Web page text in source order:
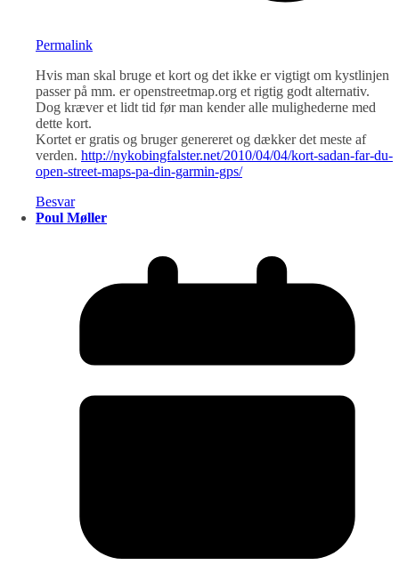
Permalink
Hvis man skal bruge et kort og det ikke er vigtigt om kystlinjen
passer på mm. er openstreetmap.org et rigtig godt alternativ.
Dog kræver et lidt tid før man kender alle mulighederne med
dette kort.
Kortet er gratis og bruger genereret og dækker det meste af
verden. http://nykobingfalster.net/2010/04/04/kort-sadan-far-du-
open-street-maps-pa-din-garmin-gps/
Besvar
Poul Møller